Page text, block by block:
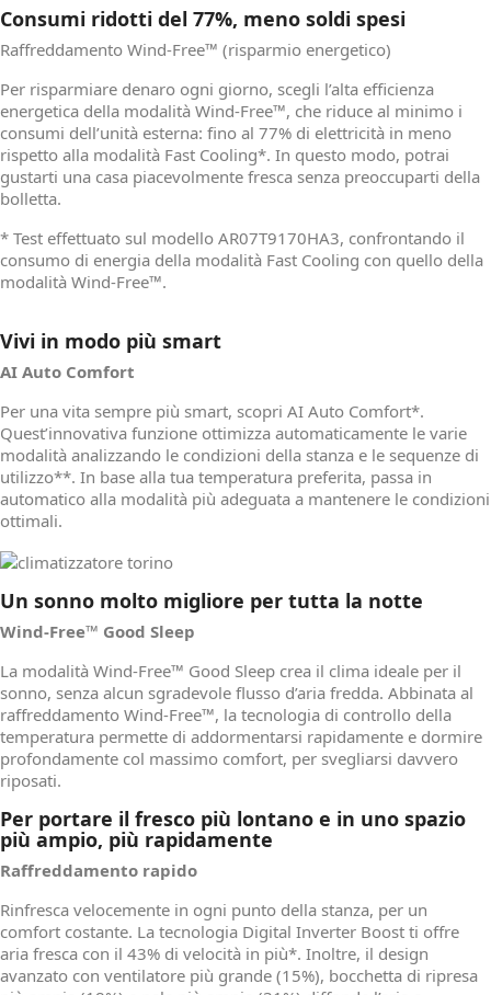
Consumi ridotti del 77%, meno soldi spesi
Raffreddamento Wind-Free™ (risparmio energetico)
Per risparmiare denaro ogni giorno, scegli l’alta efficienza
energetica della modalità Wind-Free™, che riduce al minimo i
consumi dell’unità esterna: fino al 77% di elettricità in meno
rispetto alla modalità Fast Cooling*. In questo modo, potrai
gustarti una casa piacevolmente fresca senza preoccuparti della
bolletta.
* Test effettuato sul modello AR07T9170HA3, confrontando il
consumo di energia della modalità Fast Cooling con quello della
modalità Wind-Free™.
Vivi in modo più smart
AI Auto Comfort
Per una vita sempre più smart, scopri AI Auto Comfort*.
Quest’innovativa funzione ottimizza automaticamente le varie
modalità analizzando le condizioni della stanza e le sequenze di
utilizzo**. In base alla tua temperatura preferita, passa in
automatico alla modalità più adeguata a mantenere le condizioni
ottimali.
Un sonno molto migliore per tutta la notte
Wind-Free™ Good Sleep
La modalità Wind-Free™ Good Sleep crea il clima ideale per il
sonno, senza alcun sgradevole flusso d’aria fredda. Abbinata al
raffreddamento Wind-Free™, la tecnologia di controllo della
temperatura permette di addormentarsi rapidamente e dormire
profondamente col massimo comfort, per svegliarsi davvero
riposati.
Per portare il fresco più lontano e in uno spazio
più ampio, più rapidamente
Raffreddamento rapido
Rinfresca velocemente in ogni punto della stanza, per un
comfort costante. La tecnologia Digital Inverter Boost ti offre
aria fresca con il 43% di velocità in più*. Inoltre, il design
avanzato con ventilatore più grande (15%), bocchetta di ripresa